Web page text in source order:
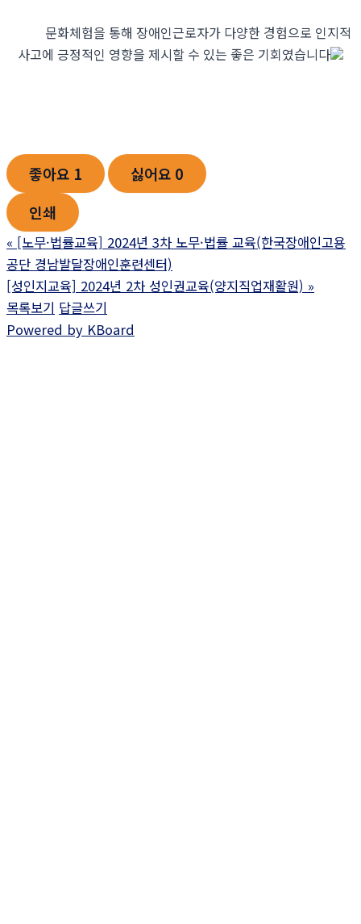
문화체험을 통해 장애인근로자가 다양한 경험으로 인지적
사고에 긍정적인 영향을 제시할 수 있는 좋은 기회였습니다
좋아요 1 싫어요 0
인쇄
« [노무·법률교육] 2024년 3차 노무·법률 교육(한국장애인고용
공단 경남발달장애인훈련센터)
[성인지교육] 2024년 2차 성인권교육(양지직업재활원) »
목록보기 답글쓰기
Powered by KBoard